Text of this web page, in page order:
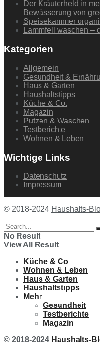
Der Kräuterheld in
Bewässerung von
Speisekammer
Lammfell waschen –
Kategorien
Allgemein
Gesundheit &
Haus & Garten
Haushaltstipps
Küche & Co.
Magazin
Putzen & Waschen
Testberichte
Wohnen & Leben
Wichtige Links
Datenschutz
Impressum
© 2018-2024 Haushalts-
No Result
View All Result
Küche & Co
Wohnen & Leben
Haus & Garten
Haushaltstipps
Mehr
Gesundheit
Testberichte
Magazin
© 2018-2024 Haushalts-